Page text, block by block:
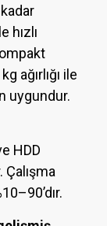
hızlı
ağırlığı ile
uygundur.
HDD